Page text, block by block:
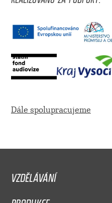
Dále spolupracujeme
VZDĚLÁVÁNÍ